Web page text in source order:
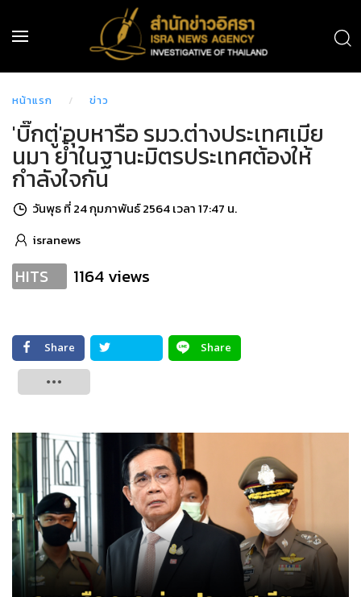
หน้าแรก ข่าว
'บิ๊กตู่'อุบหารือ รมว.ต่างประเทศเมีย
นมา ย้ำในฐานะมิตรประเทศต้องให้
กำลังใจกัน
วันพุธ ที่ 24 กุมภาพันธ์ 2564 เวลา 17:47 น.
isranews
HITS 1164 views
Share
Share